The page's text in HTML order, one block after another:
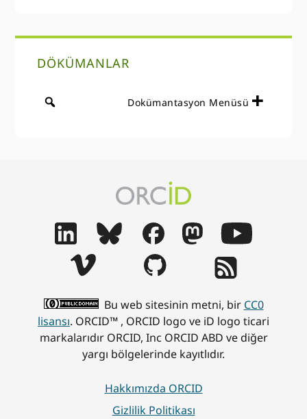
DÖKÜMANLAR
Dokümantasyon Menüsü
Bu web sitesinin metni, bir CC0
lisansı. ORCID™ , ORCID logo ve iD logo ticari
markalarıdır ORCID, Inc ORCID ABD ve diğer
yargı bölgelerinde kayıtlıdır.
Hakkımızda ORCID
Gizlilik Politikası